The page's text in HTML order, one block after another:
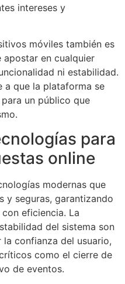
intereses y
móviles también es
en cualquier
ni estabilidad.
a que la plataforma se
un público que
para
online
modernas que
y seguras, garantizando
eficiencia. La
del sistema son
confianza del usuario,
como el cierre de
de eventos.